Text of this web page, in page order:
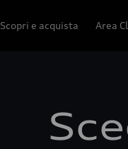
Scopri e acquista Area